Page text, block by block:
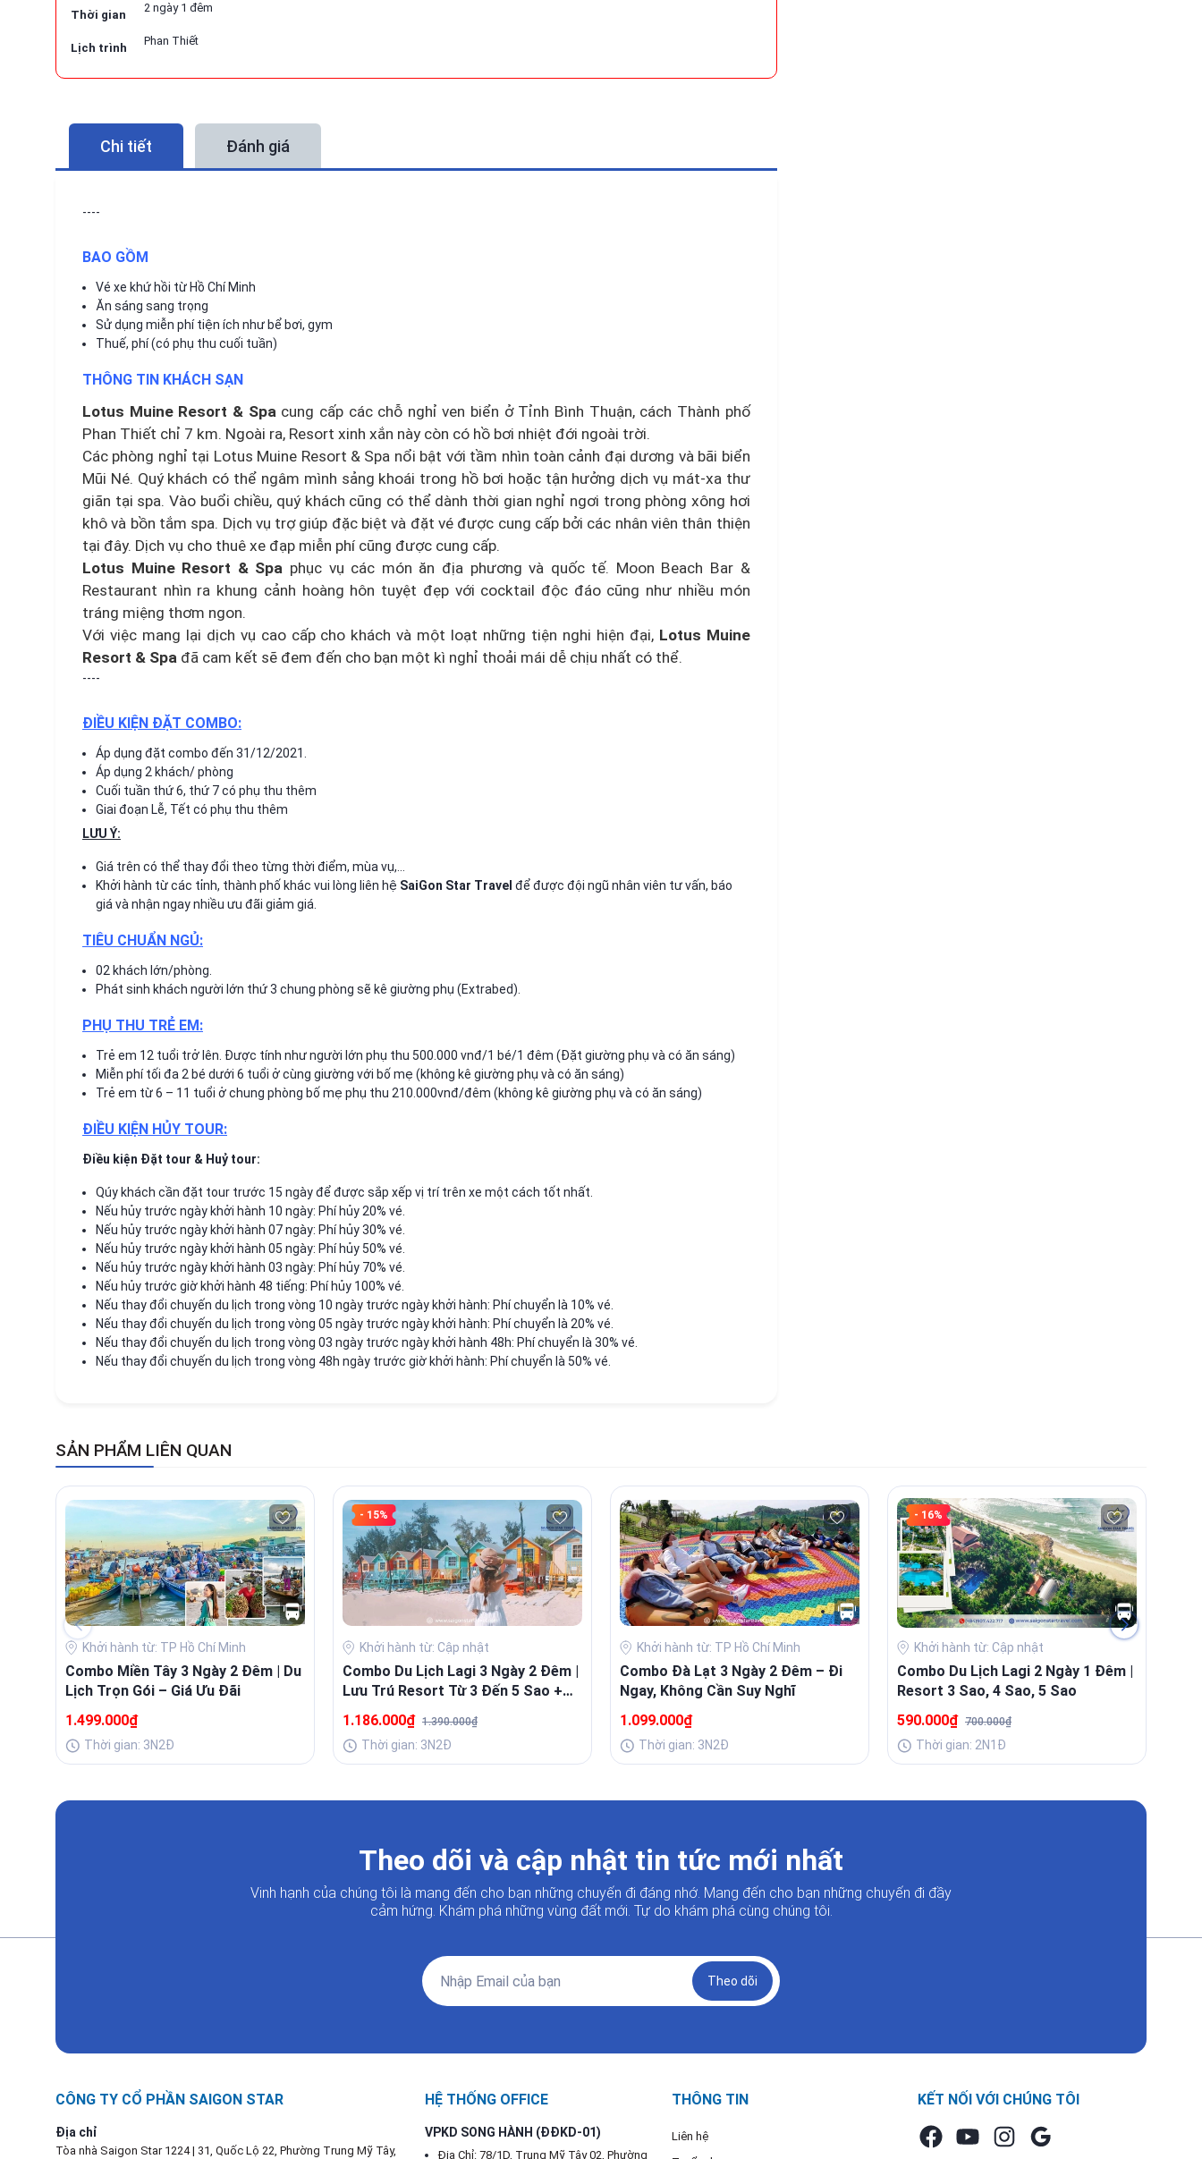
Thời gian
2 ngày 1 đêm
Lịch trình
Phan Thiết
Chi tiết Đánh giá
----
BAO GỒM
Vé xe khứ hồi từ Hồ Chí Minh
Ăn sáng sang trọng
Sử dụng miễn phí tiện ích như bể bơi, gym
Thuế, phí (có phụ thu cuối tuần)
THÔNG TIN KHÁCH SẠN
Lotus Muine Resort & Spacung cấp các chỗ nghỉ ven biển ở Tỉnh Bình Thuận, cách Thành phố
Phan Thiết chỉ 7 km. Ngoài ra, Resort xinh xắn này còn có hồ bơi nhiệt đới ngoài trời.
Các phòng nghỉ tại Lotus Muine Resort & Spa nổi bật với tầm nhìn toàn cảnh đại dương và bãi biển
Mũi Né. Quý khách có thể ngâm mình sảng khoái trong hồ bơi hoặc tận hưởng dịch vụ mát-xa thư
giãn tại spa. Vào buổi chiều, quý khách cũng có thể dành thời gian nghỉ ngơi trong phòng xông hơi
khô và bồn tắm spa. Dịch vụ trợ giúp đặc biệt và đặt vé được cung cấp bởi các nhân viên thân thiện
tại đây. Dịch vụ cho thuê xe đạp miễn phí cũng được cung cấp.
Lotus Muine Resort & Spa phục vụ các món ăn địa phương và quốc tế. Moon Beach Bar &
Restaurant nhìn ra khung cảnh hoàng hôn tuyệt đẹp với cocktail độc đáo cũng như nhiều món
tráng miệng thơm ngon.
Với việc mang lại dịch vụ cao cấp cho khách và một loạt những tiện nghi hiện đại, Lotus Muine
Resort & Spa đã cam kết sẽ đem đến cho bạn một kì nghỉ thoải mái dễ chịu nhất có thể.
----
ĐIỀU KIỆN ĐẶT COMBO:
Áp dụng đặt combo đến 31/12/2021.
Áp dụng 2 khách/ phòng
Cuối tuần thứ 6, thứ 7 có phụ thu thêm
Giai đoạn Lễ, Tết có phụ thu thêm
LƯU Ý:
Giá trên có thể thay đổi theo từng thời điểm, mùa vụ,…
Khởi hành từ các tỉnh, thành phố khác vui lòng liên hệ SaiGon Star Travel để được đội ngũ nhân viên tư vấn, báo
giá và nhận ngay nhiều ưu đãi giảm giá.
TIÊU CHUẨN NGỦ:
02 khách lớn/phòng.
Phát sinh khách người lớn thứ 3 chung phòng sẽ kê giường phụ (Extrabed).
PHỤ THU TRẺ EM:
Trẻ em 12 tuổi trở lên. Được tính như người lớn phụ thu 500.000 vnđ/1 bé/1 đêm (Đặt giường phụ và có ăn sáng)
Miễn phí tối đa 2 bé dưới 6 tuổi ở cùng giường với bố mẹ (không kê giường phụ và có ăn sáng)
Trẻ em từ 6 – 11 tuổi ở chung phòng bố mẹ phụ thu 210.000vnđ/đêm (không kê giường phụ và có ăn sáng)
ĐIỀU KIỆN HỦY TOUR:
Điều kiện Đặt tour & Huỷ tour:
Qúy khách cần đặt tour trước 15 ngày để được sắp xếp vị trí trên xe một cách tốt nhất.
Nếu hủy trước ngày khởi hành 10 ngày: Phí hủy 20% vé.
Nếu hủy trước ngày khởi hành 07 ngày: Phí hủy 30% vé.
Nếu hủy trước ngày khởi hành 05 ngày: Phí hủy 50% vé.
Nếu hủy trước ngày khởi hành 03 ngày: Phí hủy 70% vé.
Nếu hủy trước giờ khởi hành 48 tiếng: Phí hủy 100% vé.
Nếu thay đổi chuyến du lịch trong vòng 10 ngày trước ngày khởi hành: Phí chuyển là 10% vé.
Nếu thay đổi chuyến du lịch trong vòng 05 ngày trước ngày khởi hành: Phí chuyển là 20% vé.
Nếu thay đổi chuyến du lịch trong vòng 03 ngày trước ngày khởi hành 48h: Phí chuyển là 30% vé.
Nếu thay đổi chuyến du lịch trong vòng 48h ngày trước giờ khởi hành: Phí chuyển là 50% vé.
SẢN PHẨM LIÊN QUAN
Khởi hành từ: TP Hồ Chí Minh
Combo Miền Tây 3 Ngày 2 Đêm | Du
Lịch Trọn Gói – Giá Ưu Đãi
1.499.000₫
Thời gian: 3N2Đ
- 15%
Khởi hành từ: Cập nhật
Combo Du Lịch Lagi 3 Ngày 2 Đêm |
Lưu Trú Resort Từ 3 Đến 5 Sao +
Buffet Sang
1.186.000₫ 1.390.000₫
Thời gian: 3N2Đ
Khởi hành từ: TP Hồ Chí Minh
Combo Đà Lạt 3 Ngày 2 Đêm – Đi
Ngay, Không Cần Suy Nghĩ
1.099.000₫
Thời gian: 3N2Đ
- 16%
Khởi hành từ: Cập nhật
Combo Du Lịch Lagi 2 Ngày 1 Đêm |
Resort 3 Sao, 4 Sao, 5 Sao
590.000₫ 700.000₫
Thời gian: 2N1Đ
Theo dõi và cập nhật tin tức mới nhất
Vinh hạnh của chúng tôi là mang đến cho bạn những chuyến đi đáng nhớ. Mang đến cho bạn những chuyến đi đầy
cảm hứng. Khám phá những vùng đất mới. Tự do khám phá cùng chúng tôi.
Theo dõi
CÔNG TY CỔ PHẦN SAIGON STAR
Địa chỉ
Tòa nhà Saigon Star 1224 | 31, Quốc Lộ 22, Phường Trung Mỹ Tây,
HỆ THỐNG OFFICE
VPKD SONG HÀNH (ĐĐKD-01)
Địa Chỉ: 78/1D, Trung Mỹ Tây 02, Phường
THÔNG TIN
Liên hệ
KẾT NỐI VỚI CHÚNG TÔI